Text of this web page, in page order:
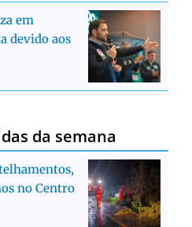
em
devido aos
da semana
no Centro